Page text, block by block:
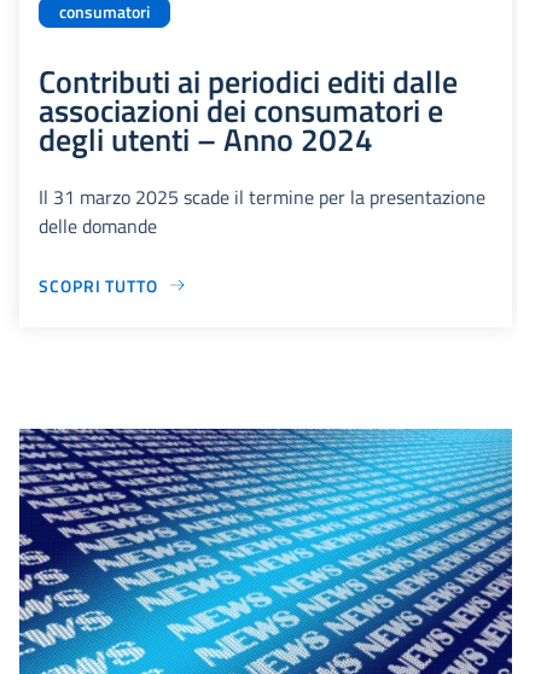
consumatori
Contributi ai periodici editi dalle
associazioni dei consumatori e
degli utenti – Anno 2024
Il 31 marzo 2025 scade il termine per la presentazione
delle domande
SCOPRI TUTTO